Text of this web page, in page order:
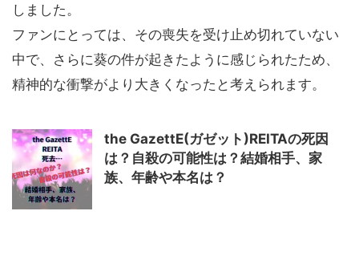
しました。
ファンにとっては、その喪失を受け止め切れていない
中で、さらに葵の件が起きたように感じられたため、
精神的な衝撃がより大きくなったと考えられます。
the GazettE(ガゼット)REITAの死因
は？自殺の可能性は？結婚相手、家
族、年齢や本名は？